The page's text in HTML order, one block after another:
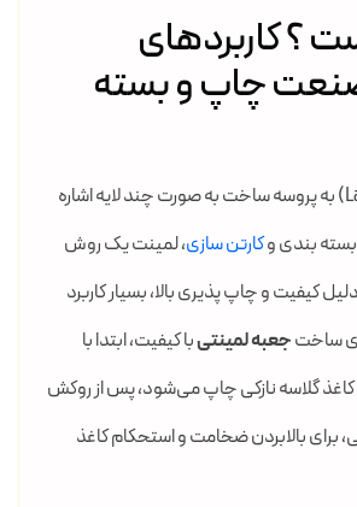
؟ کاربردهای
چاپ و بسته
کلمه لمینت (Laminate) به پروسه ساخت به صورت چند لایه اشاره
بندی وکارتن سازی، لمینت یک روش
کیفیت و چاپ پذیری بالا، بسیار کاربرد
ساختجعبه لمینتیبا کیفیت، ابتدا با
گلاسه نازکی چاپ می‌شود، پس از روکش
بالابردن ضخامت و استحکام کاغذ